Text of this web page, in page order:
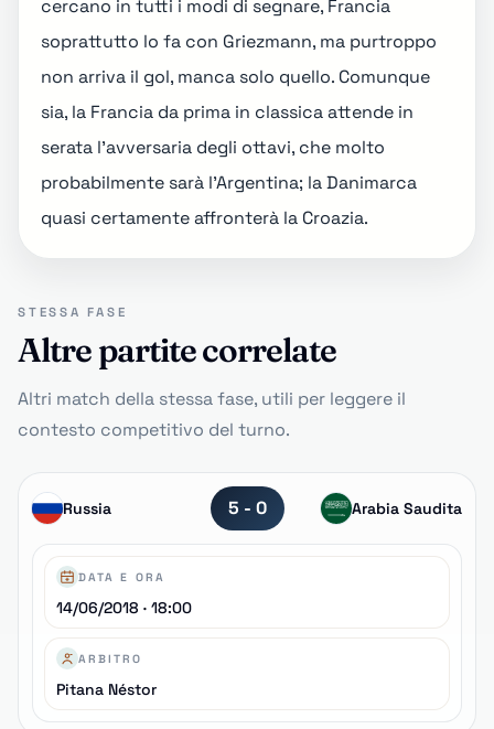
cercano in tutti i modi di segnare, Francia
soprattutto lo fa con Griezmann, ma purtroppo
non arriva il gol, manca solo quello. Comunque
sia, la Francia da prima in classica attende in
serata l'avversaria degli ottavi, che molto
probabilmente sarà l'Argentina; la Danimarca
quasi certamente affronterà la Croazia.
STESSA FASE
Altre partite correlate
Altri match della stessa fase, utili per leggere il
contesto competitivo del turno.
Russia 5 - 0 Arabia Saudita
DATA E ORA
14/06/2018 · 18:00
ARBITRO
Pitana Néstor